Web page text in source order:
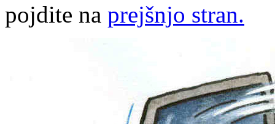
pojdite na prejšnjo stran.